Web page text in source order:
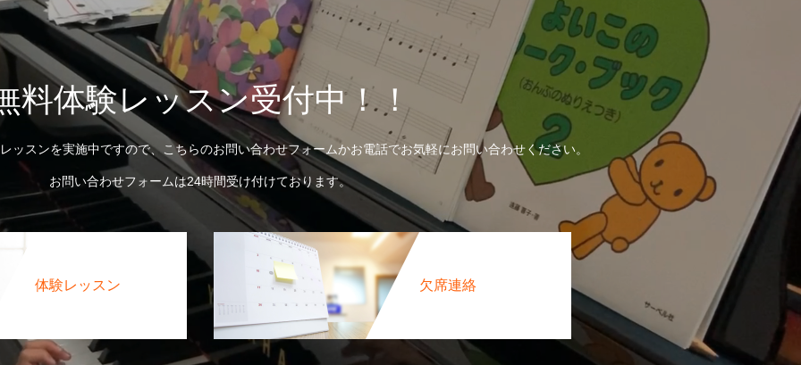
料体験レッスン受付中！！
ッスンを実施中ですので、こちらのお問い合わせフォームかお電話でお気軽にお問い合わせください。
お問い合わせフォームは24時間受け付けております。
体験レッスン 欠席連絡